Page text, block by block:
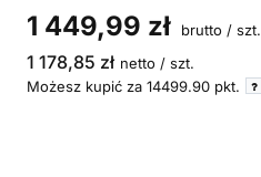
1 449,99 zł brutto / szt.
1 178,85 zł netto / szt.
Możesz kupić za 14499.90 pkt.